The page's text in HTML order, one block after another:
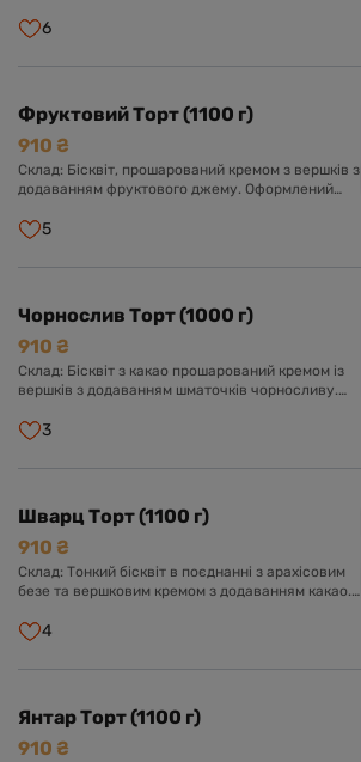
прозорому желе.
6
Фруктовий Торт (1100 г)
910 ₴
Склад: Бісквіт, прошарований кремом з вершків з
додаванням фруктового джему. Оформлений
прозорому желе.
5
Чорнослив Торт (1000 г)
910 ₴
Склад: Бісквіт з какао прошарований кремом із
вершків з додаванням шматочків чорносливу.
прикрашений шоколадною глазур'ю.
3
Шварц Торт (1100 г)
910 ₴
Склад: Тонкий бісквіт в поєднанні з арахісовим
безе та вершковим кремом з додаванням какао.
4
Янтар Торт (1100 г)
910 ₴